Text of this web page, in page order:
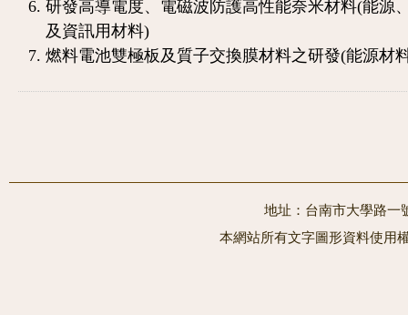
研發高導電度、電磁波防護高性能奈米材料(能源
及資訊用材料)
燃料電池雙極板及質子交換膜材料之研發(能源材
地址：台南市大學路
本網站所有文字圖形資料使用